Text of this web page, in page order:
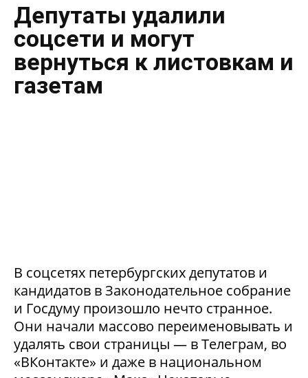
Депутаты удалили
соцсети и могут
вернуться к листовкам и
газетам
В соцсетях петербургских депутатов и
кандидатов в Законодательное собрание
и Госдуму произошло нечто странное.
Они начали массово переименовывать и
удалять свои страницы — в Телеграм, во
«ВКонтакте» и даже в национальном